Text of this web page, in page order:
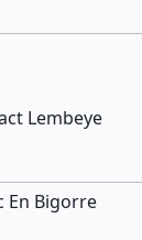
Lembeye
En Bigorre